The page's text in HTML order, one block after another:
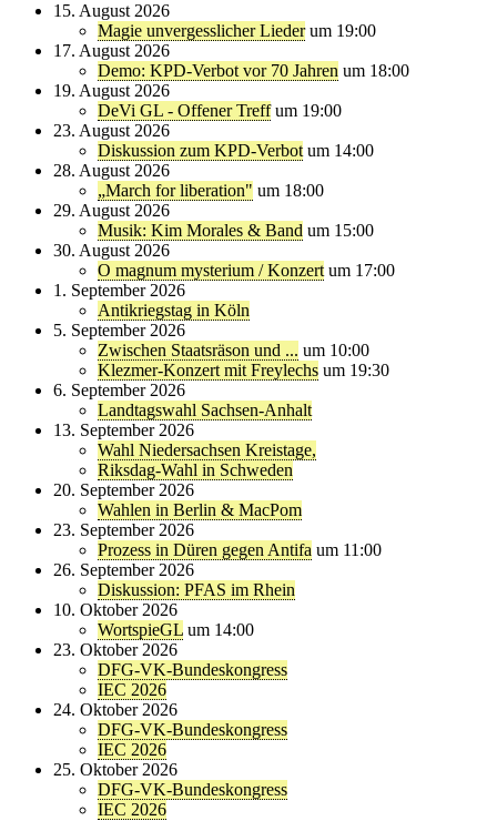
15. August 2026
Magie unvergesslicher Lieder um 19:00
17. August 2026
Demo: KPD-Verbot vor 70 Jahren um 18:00
19. August 2026
DeVi GL - Offener Treff um 19:00
23. August 2026
Diskussion zum KPD-Verbot um 14:00
28. August 2026
„March for liberation" um 18:00
29. August 2026
Musik: Kim Morales & Band um 15:00
30. August 2026
O magnum mysterium / Konzert um 17:00
1. September 2026
Antikriegstag in Köln
5. September 2026
Zwischen Staatsräson und ... um 10:00
Klezmer-Konzert mit Freylechs um 19:30
6. September 2026
Landtagswahl Sachsen-Anhalt
13. September 2026
Wahl Niedersachsen Kreistage,
Riksdag-Wahl in Schweden
20. September 2026
Wahlen in Berlin & MacPom
23. September 2026
Prozess in Düren gegen Antifa um 11:00
26. September 2026
Diskussion: PFAS im Rhein
10. Oktober 2026
WortspieGL um 14:00
23. Oktober 2026
DFG-VK-Bundeskongress
IEC 2026
24. Oktober 2026
DFG-VK-Bundeskongress
IEC 2026
25. Oktober 2026
DFG-VK-Bundeskongress
IEC 2026